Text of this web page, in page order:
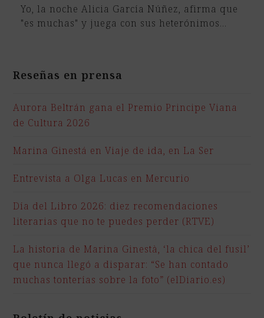
Yo, la noche Alicia García Núñez, afirma que
"es muchas" y juega con sus heterónimos…
Reseñas en prensa
Aurora Beltrán gana el Premio Principe Viana
de Cultura 2026
Marina Ginestá en Viaje de ida, en La Ser
Entrevista a Olga Lucas en Mercurio
Día del Libro 2026: diez recomendaciones
literarias que no te puedes perder (RTVE)
La historia de Marina Ginestà, ‘la chica del fusil’
que nunca llegó a disparar: “Se han contado
muchas tonterías sobre la foto” (elDiario.es)